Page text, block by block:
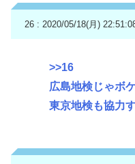
26 : 2020/05/18(月)
>>16
広島地検じゃボ
東京地検も協力